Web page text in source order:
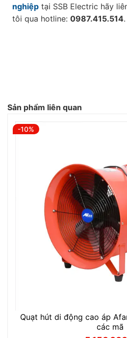
nghiệp tại SSB Electric hãy
tôi qua hotline: 0987.415.514.
Sản phẩm liên quan
-10%
Quạt hút di động cao áp
các mã